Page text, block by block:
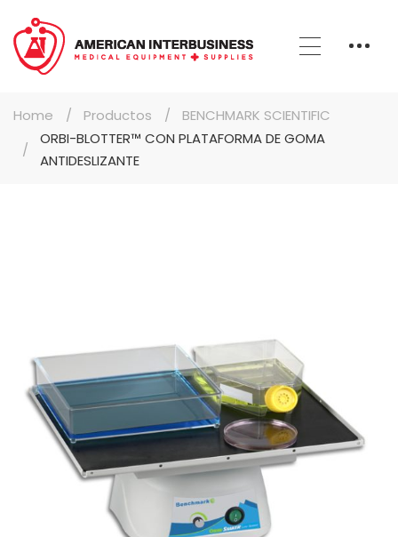
Home Productos
BENCHMARK SCIENTIFIC
ORBI-BLOTTER™ CON PLATAFORMA DE GOMA
ANTIDESLIZANTE